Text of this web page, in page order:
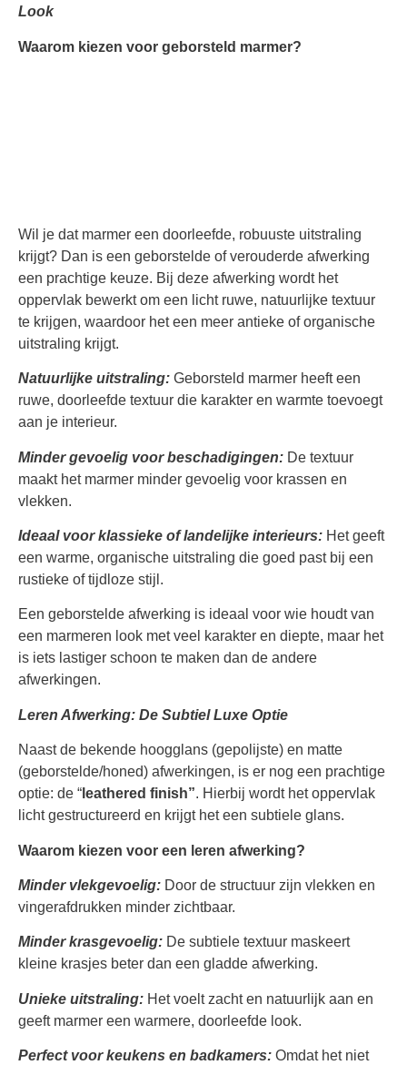
Look
Waarom kiezen voor geborsteld marmer?
Wil je dat marmer een doorleefde, robuuste uitstraling
krijgt? Dan is een geborstelde of verouderde afwerking
een prachtige keuze. Bij deze afwerking wordt het
oppervlak bewerkt om een licht ruwe, natuurlijke textuur
te krijgen, waardoor het een meer antieke of organische
uitstraling krijgt.
Natuurlijke uitstraling: Geborsteld marmer heeft een
ruwe, doorleefde textuur die karakter en warmte toevoegt
aan je interieur.
Minder gevoelig voor beschadigingen: De textuur
maakt het marmer minder gevoelig voor krassen en
vlekken.
Ideaal voor klassieke of landelijke interieurs: Het geeft
een warme, organische uitstraling die goed past bij een
rustieke of tijdloze stijl.
Een geborstelde afwerking is ideaal voor wie houdt van
een marmeren look met veel karakter en diepte, maar het
is iets lastiger schoon te maken dan de andere
afwerkingen.
Leren Afwerking: De Subtiel Luxe Optie
Naast de bekende hoogglans (gepolijste) en matte
(geborstelde/honed) afwerkingen, is er nog een prachtige
optie: de “ leathered finish”. Hierbij wordt het oppervlak
licht gestructureerd en krijgt het een subtiele glans.
Waarom kiezen voor een leren afwerking?
Minder vlekgevoelig: Door de structuur zijn vlekken en
vingerafdrukken minder zichtbaar.
Minder krasgevoelig: De subtiele textuur maskeert
kleine krasjes beter dan een gladde afwerking.
Unieke uitstraling: Het voelt zacht en natuurlijk aan en
geeft marmer een warmere, doorleefde look.
Perfect voor keukens en badkamers: Omdat het niet